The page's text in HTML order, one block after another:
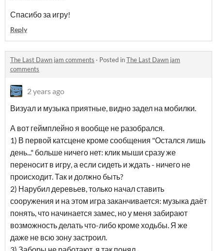
Спасибо за игру!
Reply
The Last Dawn jam comments · Posted inThe Last Dawn jam
comments
2 years ago
Визуал и музыка приятные, видно задел на мобилки.
А вот геймплейно я вообще не разобрался.
1) В первой катсцене кроме сообщения "Остался лишь
день..." больше ничего нет: клик мыши сразу же
переносит в игру, а если сидеть и ждать - ничего не
происходит. Так и должно быть?
2) Нарубил деревьев, только начал ставить
сооружения и на этом игра заканчивается: музыка даёт
понять, что начинается замес, но у меня забирают
возможность делать что-либо кроме ходьбы. Я же
даже не всю зону застроил.